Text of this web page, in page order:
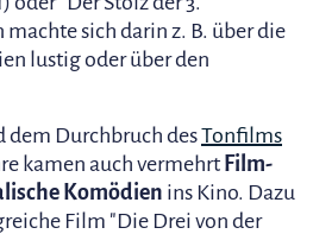
sich darin z. B. über die
lustig oder über den
Durchbruch desTonfilms
kamen auch vermehrt Film-
Komödien ins Kino. Dazu
Film "Die Drei von der